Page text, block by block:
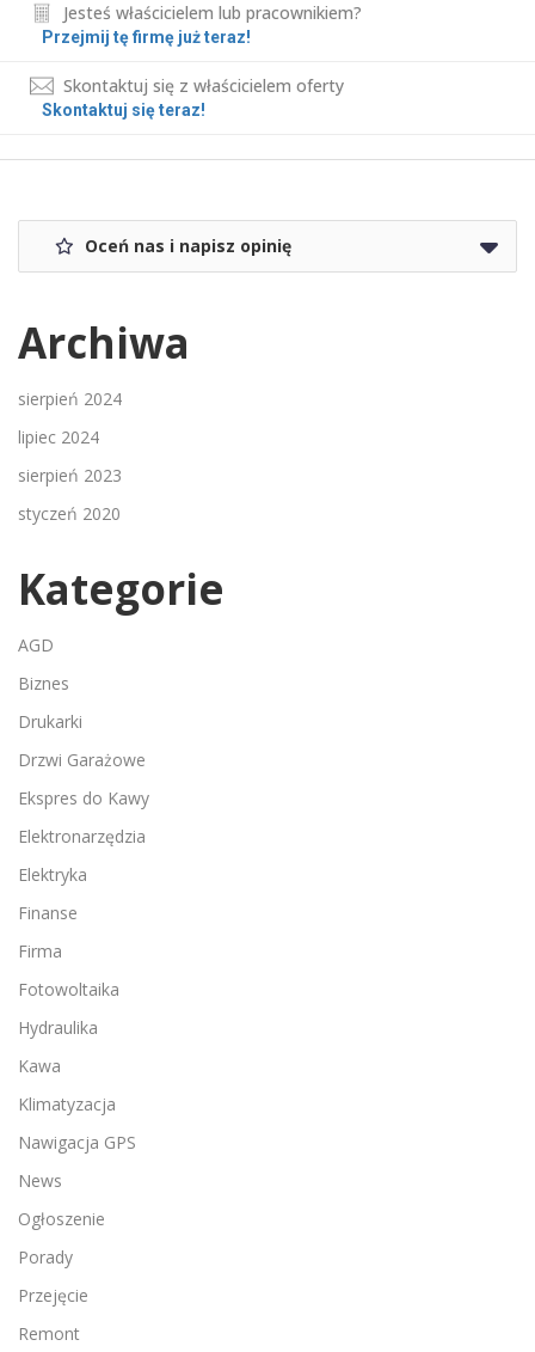
Jesteś właścicielem lub pracownikiem?
Przejmij tę firmę już teraz!
Skontaktuj się z właścicielem oferty
Skontaktuj się teraz!
Oceń nas i napisz opinię
Archiwa
sierpień 2024
lipiec 2024
sierpień 2023
styczeń 2020
Kategorie
AGD
Biznes
Drukarki
Drzwi Garażowe
Ekspres do Kawy
Elektronarzędzia
Elektryka
Finanse
Firma
Fotowoltaika
Hydraulika
Kawa
Klimatyzacja
Nawigacja GPS
News
Ogłoszenie
Porady
Przejęcie
Remont